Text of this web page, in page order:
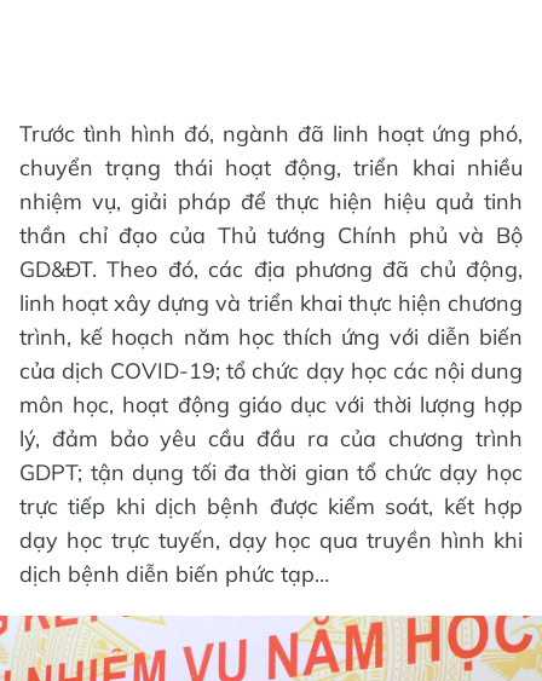
Trước tình hình đó, ngành đã linh hoạt ứng phó,
chuyển trạng thái hoạt động, triển khai nhiều
nhiệm vụ, giải pháp để thực hiện hiệu quả tinh
thần chỉ đạo của Thủ tướng Chính phủ và Bộ
GD&ĐT. Theo đó, các địa phương đã chủ động,
linh hoạt xây dựng và triển khai thực hiện chương
trình, kế hoạch năm học thích ứng với diễn biến
của dịch COVID-19; tổ chức dạy học các nội dung
môn học, hoạt động giáo dục với thời lượng hợp
lý, đảm bảo yêu cầu đầu ra của chương trình
GDPT; tận dụng tối đa thời gian tổ chức dạy học
trực tiếp khi dịch bệnh được kiểm soát, kết hợp
dạy học trực tuyến, dạy học qua truyền hình khi
dịch bệnh diễn biến phức tạp…